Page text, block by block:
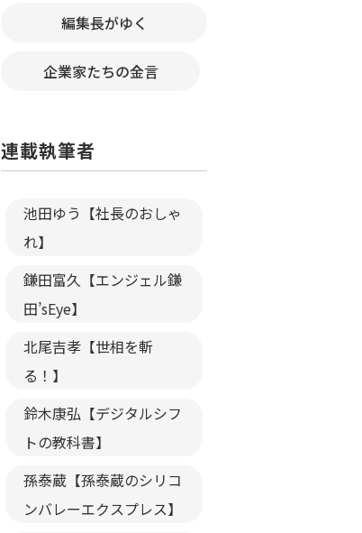
編集長がゆく
企業家たちの金言
連載執筆者
池田ゆう【社長のおしゃ
れ】
鎌田富久【エンジェル鎌
田’sEye】
北尾吉孝【世相を斬
る！】
鈴木康弘【デジタルシフ
トの教科書】
孫泰蔵【孫泰蔵のシリコ
ンバレーエクスプレス】